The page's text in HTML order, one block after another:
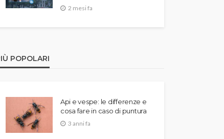
2 mesi fa
POPOLARI
Api e vespe: le differenze e
cosa fare in caso di puntura
3 anni fa